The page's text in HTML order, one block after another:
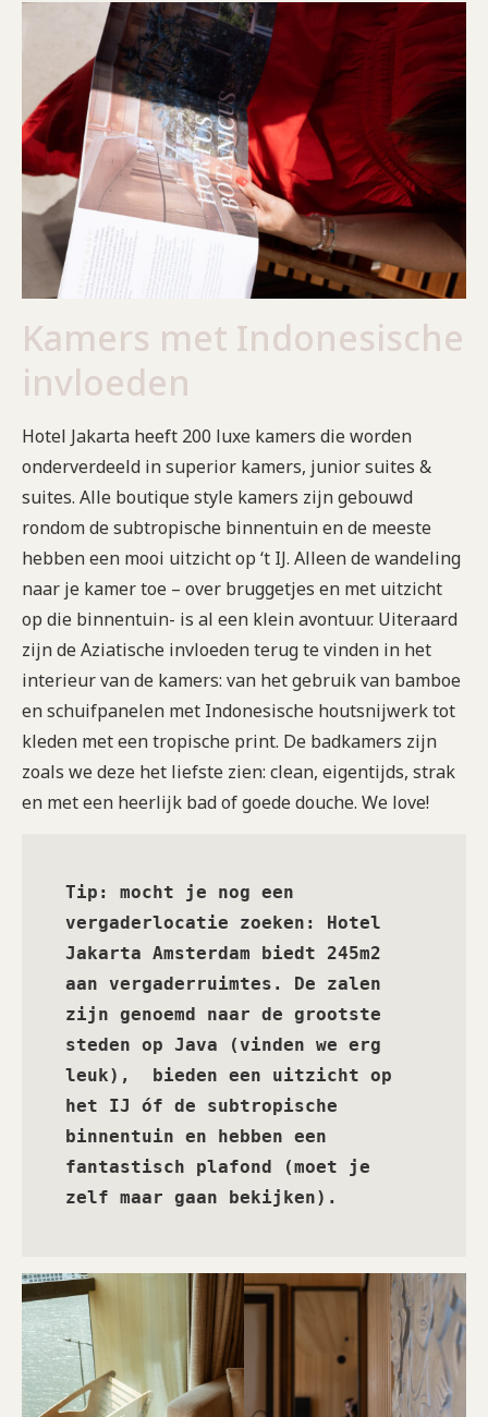
Kamers met Indonesische
invloeden
Hotel Jakarta heeft 200 luxe kamers die worden
onderverdeeld in superior kamers, junior suites &
suites. Alle boutique style kamers zijn gebouwd
rondom de subtropische binnentuin en de meeste
hebben een mooi uitzicht op ‘t IJ. Alleen de wandeling
naar je kamer toe – over bruggetjes en met uitzicht
op die binnentuin- is al een klein avontuur. Uiteraard
zijn de Aziatische invloeden terug te vinden in het
interieur van de kamers: van het gebruik van bamboe
en schuifpanelen met Indonesische houtsnijwerk tot
kleden met een tropische print. De badkamers zijn
zoals we deze het liefste zien: clean, eigentijds, strak
en met een heerlijk bad of goede douche. We love!
Tip: mocht je nog een
vergaderlocatie zoeken: Hotel
Jakarta Amsterdam biedt 245m2
aan vergaderruimtes. De zalen
zijn genoemd naar de grootste
steden op Java (vinden we erg
leuk),  bieden een uitzicht op
het IJ óf de subtropische
binnentuin en hebben een
fantastisch plafond (moet je
zelf maar gaan bekijken).